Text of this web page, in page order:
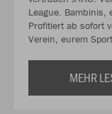
League. Bambinis,
Profitiert ab sofort
Verein, eurem
MEHR